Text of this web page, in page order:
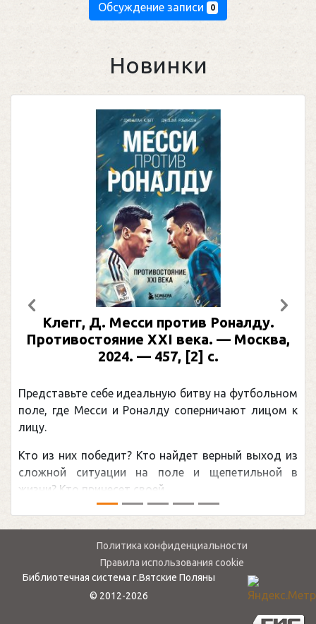
Обсуждение записи 0
Новинки
Клегг, Д. Месси против Роналду.
Противостояние XXI века. — Москва,
2024. — 457, [2] с.
Представьте себе идеальную битву на футбольном
поле, где Месси и Роналду соперничают лицом к
лицу.
Кто из них победит? Кто найдет верный выход из
сложной ситуации на поле и щепетильной в
жизни? Кто принесет своей ...
Предыдущий
Политика конфиденциальности
Правила использования cookie
Библиотечная система г.Вятские Поляны
© 2012-2026